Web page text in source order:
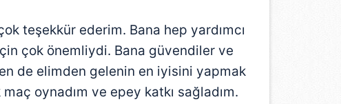
teşekkür ederim. Bana hep yardımcı
çok önemliydi. Bana güvendiler ve
de elimden gelenin en iyisini yapmak
oynadım ve epey katkı sağladım.